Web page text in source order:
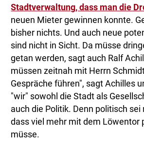
Stadtverwaltung, dass man die
neuen Mieter gewinnen konnte.
bisher nichts. Und auch neue
sind nicht in Sicht. Da müsse
getan werden, sagt auch Ralf
müssen zeitnah mit Herrn
Gespräche führen", sagt Achilles
"wir" sowohl die Stadt als
auch die Politik. Denn politisch sei
dass viel mehr mit dem Löwentor
müsse.